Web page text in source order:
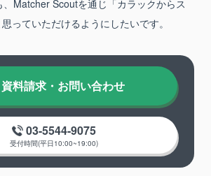
Matcher Scoutを通じ「カラックからス
っていただけるようにしたいです。
資料請求・お問い合わせ
03-5544-9075
受付時間(平日10:00~19:00)